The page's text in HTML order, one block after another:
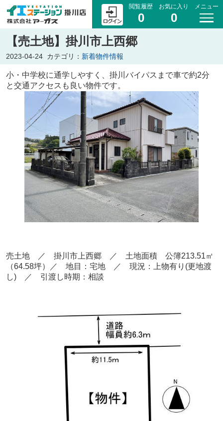
閲覧履歴
0
お気に入り
0
メニュー
【売土地】掛川市上西郷
2023-04-24 カテゴリ： 新着物件情報
小・中学校に通学しやすく、掛川バイパスまで車で約2分
と交通アクセスも良い物件です。
売土地 ／ 掛川市上西郷 ／ 土地面積 公簿213.51㎡
（64.58坪）／ 地目：宅地 ／ 現況：上物有り(更地渡
し) ／ 引渡し時期：相談